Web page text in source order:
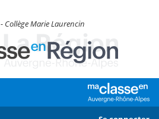
Collège Marie Laurencin